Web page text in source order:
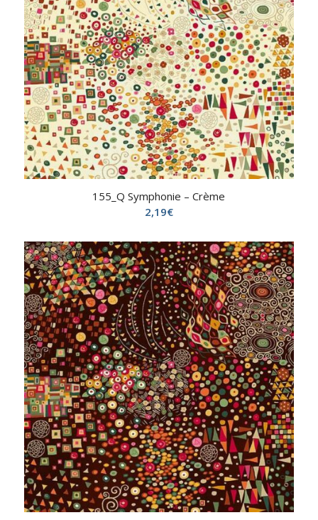
155_Q Symphonie – Crème
2,19€